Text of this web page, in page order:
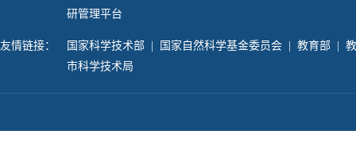
研管理平台
友情链接： 国家科学技术部 国家自然科学基金委员会 教育部
市科学技术局